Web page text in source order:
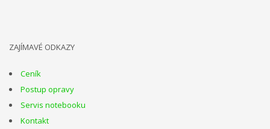
ZAJÍMAVÉ ODKAZY
Ceník
Postup opravy
Servis notebooku
Kontakt